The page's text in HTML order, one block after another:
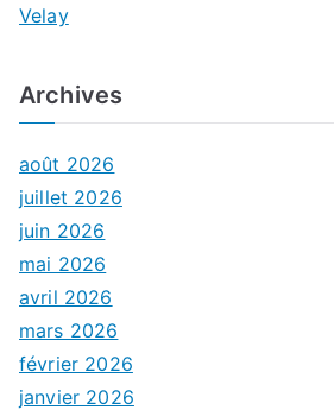
Velay
Archives
août 2026
juillet 2026
juin 2026
mai 2026
avril 2026
mars 2026
février 2026
janvier 2026